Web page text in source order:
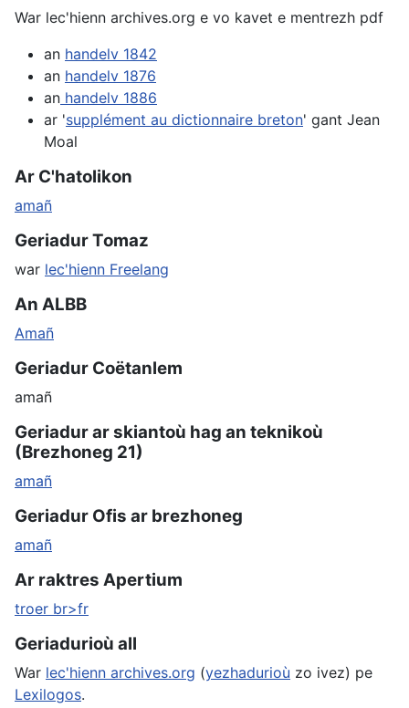
War lec'hienn archives.org e vo kavet e mentrezh pdf
an handelv 1842
an handelv 1876
an handelv 1886
ar 'supplément au dictionnaire breton' gant Jean
Moal
Ar C'hatolikon
amañ
Geriadur Tomaz
war lec'hienn Freelang
An ALBB
Amañ
Geriadur Coëtanlem
amañ
Geriadur ar skiantoù hag an teknikoù
(Brezhoneg 21)
amañ
Geriadur Ofis ar brezhoneg
amañ
Ar raktres Apertium
troer br>fr
Geriadurioù all
War lec'hienn archives.org (yezhadurioù zo ivez) pe
Lexilogos.